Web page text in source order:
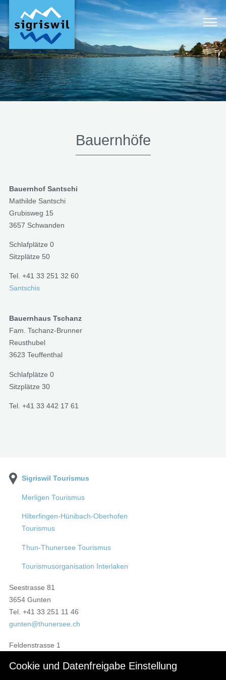
Bauernhöfe
Bauernhof Santschi
Mathilde Santschi
Grubisweg 15
3657 Schwanden
Schlafplätze 0
Sitzplätze 50
Tel. +41 33 251 32 60
Santschis
Bauernhaus Tschanz
Fam. Tschanz-Brunner
Reusthubel
3623 Teuffenthal
Schlafplätze 0
Sitzplätze 30
Tel. +41 33 442 17 61
Sigriswil Tourismus
Merligen Tourismus
Hilterfingen-Hünibach-Oberhofen
Tourismus
Thun-Thunersee Tourismus
Tourismusorganisation Interlaken
Seestrasse 81
3654 Gunten
Tel. +41 33 251 11 46
gunten
thunersee.ch
Feldenstrasse 1
Tel. +41 33 251 12 35
Cookie und Datenfreigabe Einstellung